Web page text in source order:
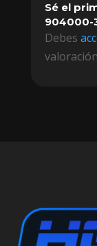
Sé el
904000-
Debes